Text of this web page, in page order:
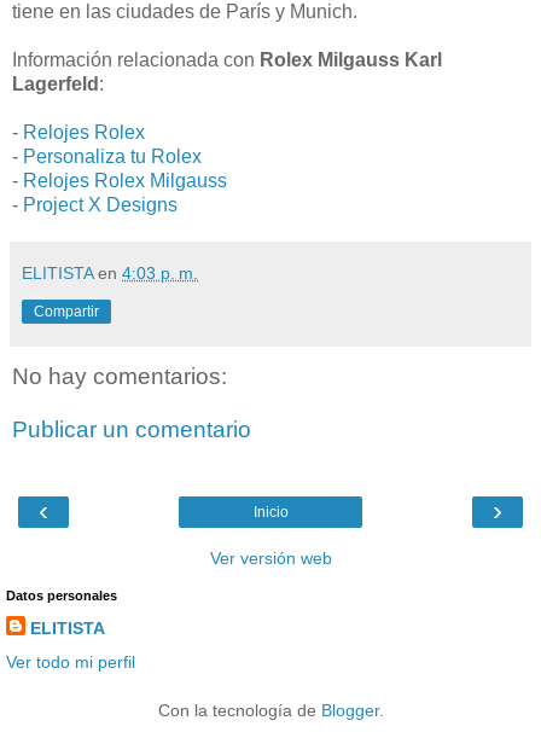
tiene en las ciudades de París y Munich.
Información relacionada con Rolex Milgauss Karl
Lagerfeld :
- Relojes Rolex
- Personaliza tu Rolex
- Relojes Rolex Milgauss
- Project X Designs
ELITISTA en 4:03 p. m.
Compartir
No hay comentarios:
Publicar un comentario
‹ ›
Inicio
Ver versión web
Datos personales
ELITISTA
Ver todo mi perfil
Con la tecnología de Blogger.